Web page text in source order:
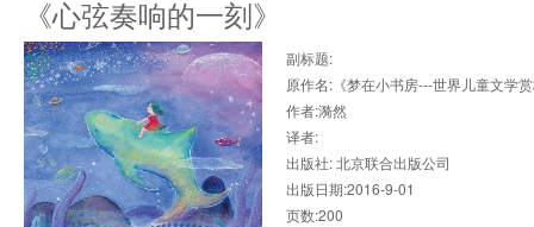
《心弦奏响的一刻》
副标题:
原作名:《梦在小书房---世界儿童文学
作者:漪然
译者:
出版社: 北京联合出版公司
出版日期:2016-9-01
页数:200